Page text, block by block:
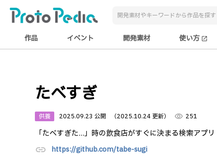
作品 イベント 開発素材 使い方 open_in_new
たべすぎ
供養 2025.09.23 公開 （2025.10.24 更新） visibility 251
「たべすぎた...」時の飲食店がすぐに決まる検索アプリ
link https://github.com/tabe-sugi